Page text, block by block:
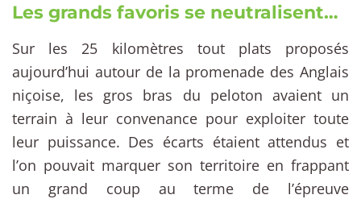
Les grands favoris se neutralisent…
Sur les 25 kilomètres tout plats proposés
aujourd’hui autour de la promenade des Anglais
niçoise, les gros bras du peloton avaient un
terrain à leur convenance pour exploiter toute
leur puissance. Des écarts étaient attendus et
l’on pouvait marquer son territoire en frappant
un grand coup au terme de l’épreuve